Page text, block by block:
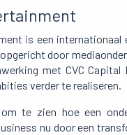
is een internationaal
door
met CVC
verder te realiseren.
te zien hoe een
nu door een